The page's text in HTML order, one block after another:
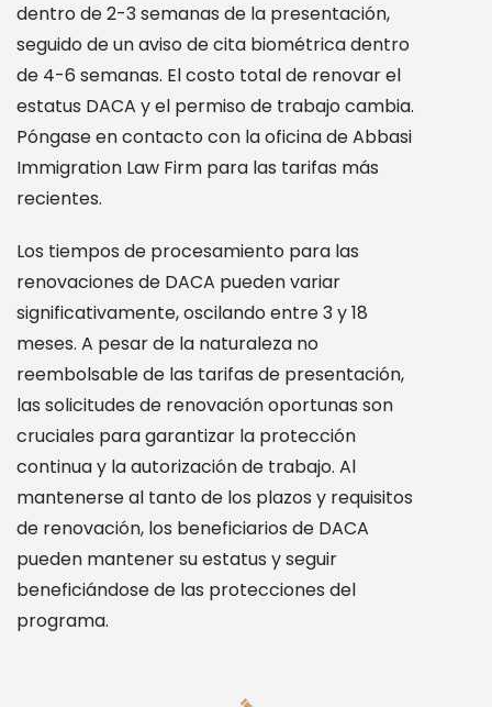
dentro de 2-3 semanas de la presentación,
seguido de un aviso de cita biométrica dentro
de 4-6 semanas. El costo total de renovar el
estatus DACA y el permiso de trabajo cambia.
Póngase en contacto con la oficina de Abbasi
Immigration Law Firm para las tarifas más
recientes.
Los tiempos de procesamiento para las
renovaciones de DACA pueden variar
significativamente, oscilando entre 3 y 18
meses. A pesar de la naturaleza no
reembolsable de las tarifas de presentación,
las solicitudes de renovación oportunas son
cruciales para garantizar la protección
continua y la autorización de trabajo. Al
mantenerse al tanto de los plazos y requisitos
de renovación, los beneficiarios de DACA
pueden mantener su estatus y seguir
beneficiándose de las protecciones del
programa.